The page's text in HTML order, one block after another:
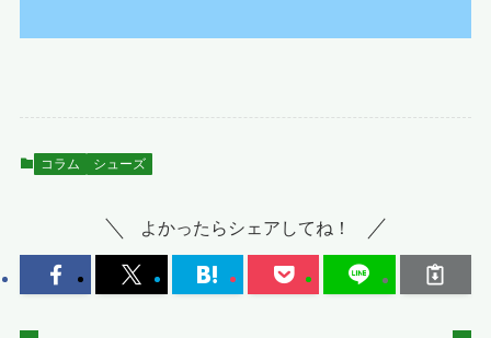
コラム シューズ
よかったらシェアしてね！